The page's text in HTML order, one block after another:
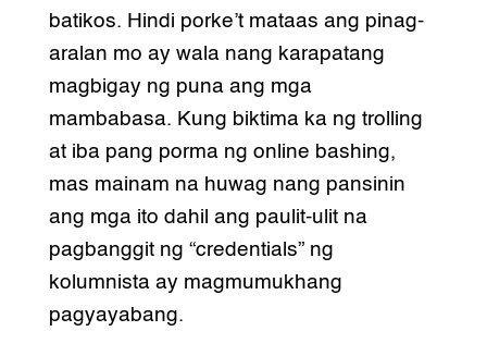
batikos. Hindi porke’t mataas ang pinag-
aralan mo ay wala nang karapatang
magbigay ng puna ang mga
mambabasa. Kung biktima ka ng trolling
at iba pang porma ng online bashing,
mas mainam na huwag nang pansinin
ang mga ito dahil ang paulit-ulit na
pagbanggit ng “credentials” ng
kolumnista ay magmumukhang
pagyayabang.